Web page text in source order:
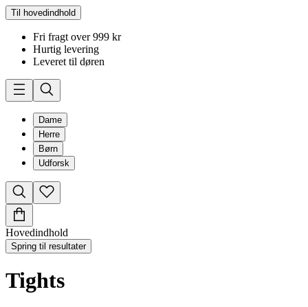
Til hovedindhold
Fri fragt over 999 kr
Hurtig levering
Leveret til døren
Dame
Herre
Børn
Udforsk
Hovedindhold
Spring til resultater
Tights